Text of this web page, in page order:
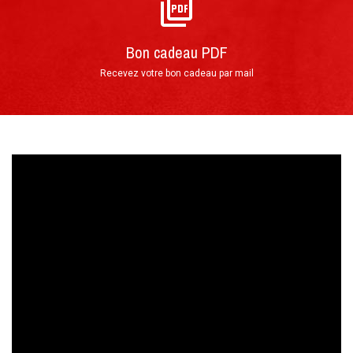
FORMULAIRE DE RÉSERVATION
Déroulement de votre Baptême de
vitesse
Votre arrivée au Circuit du Laquais
Bon cadeau PDF
Recevez votre bon cadeau par mail